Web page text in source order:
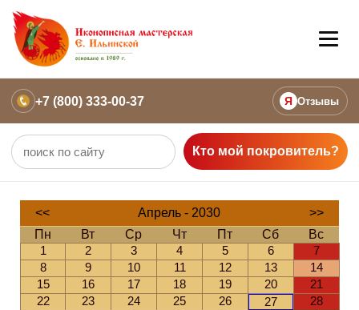
+7 (800) 333-00-37 Я Отзывы
Кто мой покровитель?
<< Апрель - 2030
>>
Пн
Вт Ср Чт Пт Сб
Вс
1
2 3 4 5 6
7
8
9 10 11 12 13
14
15
16 17 18 19 20
21
22
23 24 25 26 27
28